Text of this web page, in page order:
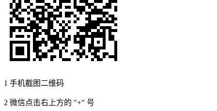
1 手机截图二维码
2 微信点击右上方的 "+" 号